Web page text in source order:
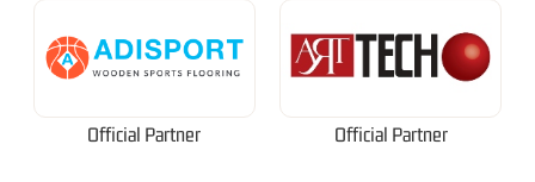
Official Partner Official Partner